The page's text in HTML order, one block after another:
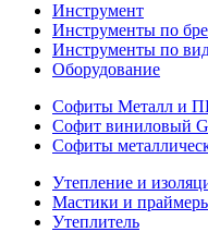
Инструмент
Инструменты по
Инструменты по
Оборудование
Софиты Металл и
Софит виниловый
Софиты
Утепление и
Мастики и
Утеплитель